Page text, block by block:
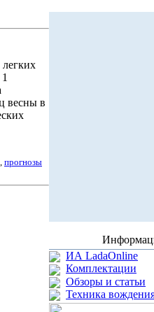
весны в
, прогнозы
ИА LadaOnline
Комплектации
Обзоры и статьи
Техника